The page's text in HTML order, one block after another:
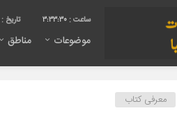
3:33:30 تاریخ :
موضوعات مناطق
معرفی کتاب